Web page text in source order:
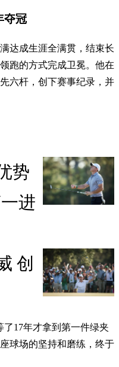
夺冠
达成生涯全满贯，结束长
跑的方式完成卫冕。他在
六杆，创下赛事纪录，并
势
进
创
17年才拿到第一件绿夹
球场的坚持和磨练，终于